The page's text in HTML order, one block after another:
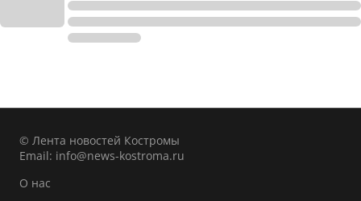
© Лента новостей Костромы
Email: info@news-kostroma.ru
О нас